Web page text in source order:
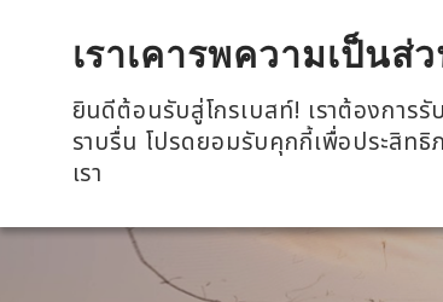
เราเคารพความเป็น
ยินดีต้อนรับสู่โกรเบสท์! เราต้องการรั
ราบรื่น โปรดยอมรับคุกกี้เพื่อประสิท
เรา
全興國際水產股份有限